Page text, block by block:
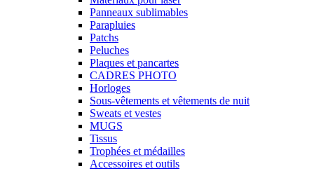
Panneaux sublimables
Parapluies
Patchs
Peluches
Plaques et pancartes
CADRES PHOTO
Horloges
Sous-vêtements et vêtements de nuit
Sweats et vestes
MUGS
Tissus
Trophées et médailles
Accessoires et outils